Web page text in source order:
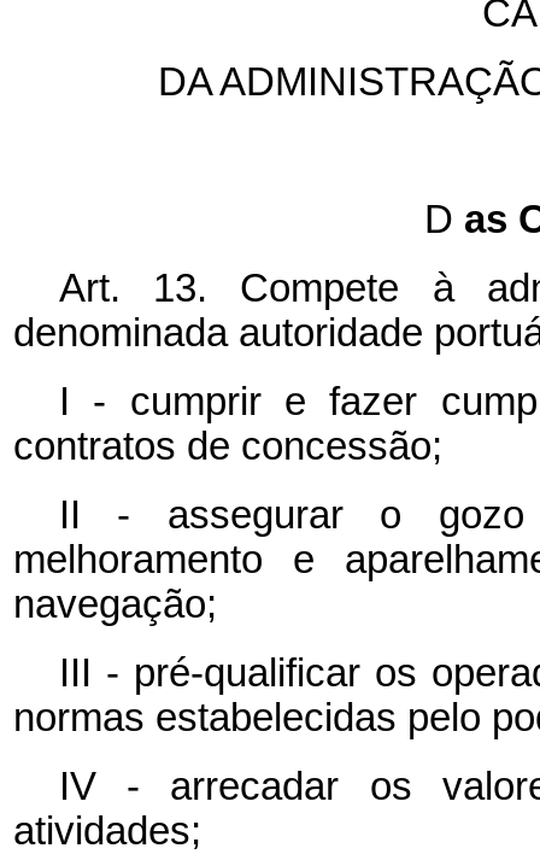
DA
D as
Art. 13. Compete à
denominada autoridade
I - cumprir e fazer
contratos de concessão;
II - assegurar o gozo
melhoramento e
navegação;
III - pré-qualificar os
normas estabelecidas pelo
IV - arrecadar os
atividades;